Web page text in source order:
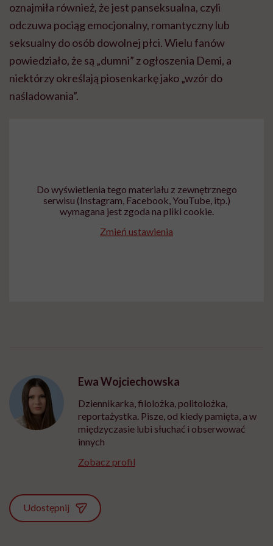
oznajmiła również, że jest panseksualna, czyli
odczuwa pociąg emocjonalny, romantyczny lub
seksualny do osób dowolnej płci. Wielu fanów
powiedziało, że są „dumni” z ogłoszenia Demi, a
niektórzy określają piosenkarkę jako „wzór do
naśladowania”.
Do wyświetlenia tego materiału z zewnętrznego
serwisu (Instagram, Facebook, YouTube, itp.)
wymagana jest zgoda na pliki cookie.
Zmień ustawienia
Ewa Wojciechowska
Dziennikarka, filolożka, politolożka,
reportażystka. Pisze, od kiedy pamięta, a w
międzyczasie lubi słuchać i obserwować
innych
Zobacz profil
Udostępnij